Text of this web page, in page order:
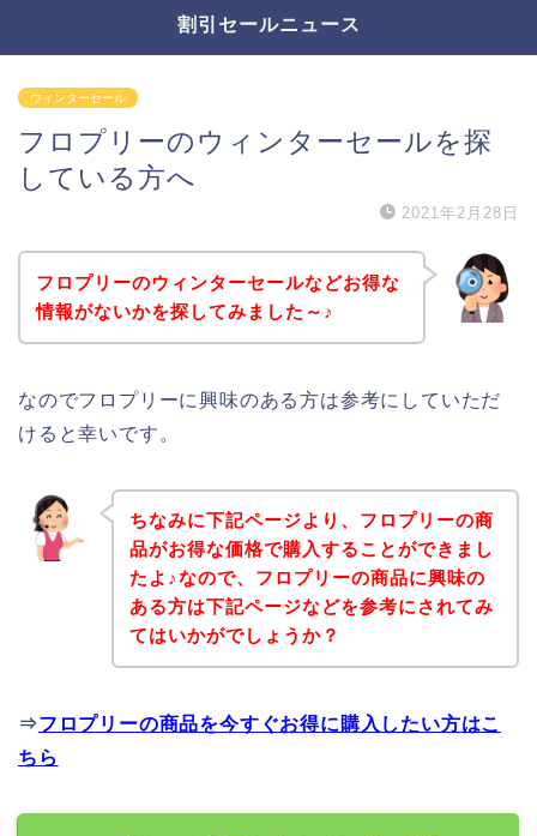
割引セールニュース
ウィンターセール
フロプリーのウィンターセールを探
している方へ
2021年2月28日
フロプリーのウィンターセールなどお得な
情報がないかを探してみました～♪
なのでフロプリーに興味のある方は参考にしていただ
けると幸いです。
ちなみに下記ページより、フロプリーの商
品がお得な価格で購入することができまし
たよ♪なので、フロプリーの商品に興味の
ある方は下記ページなどを参考にされてみ
てはいかがでしょうか？
⇒フロプリーの商品を今すぐお得に購入したい方はこ
ちら